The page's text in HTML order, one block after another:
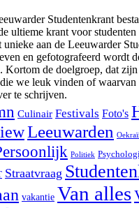
Studentenkrant
ultieme krant voor
aan de Leeuwarder
en gefotografeerd wordt
Kortom de doelgroep, dat
we leuk vinden of waarvan
te schrijven.
Culinair Festivals Foto's
Leeuwarden
Politiek
Straatvraag
vakantie Van alles